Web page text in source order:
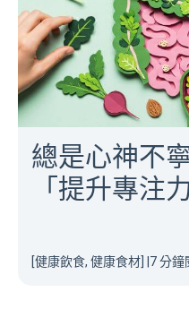
總是心神不
「提升專注
[健康飲食, 健康食材] 7 分鐘